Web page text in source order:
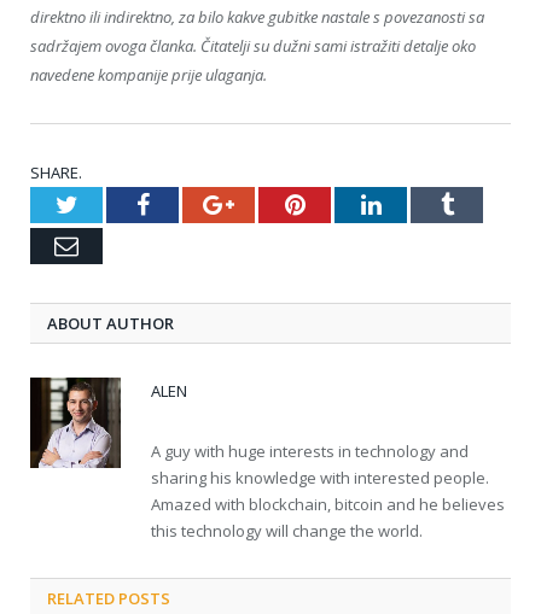
direktno ili indirektno, za bilo kakve gubitke nastale s povezanosti sa
sadržajem ovoga članka. Čitatelji su dužni sami istražiti detalje oko
navedene kompanije prije ulaganja.
SHARE.
TwitterFacebookGoogle+PinterestLinkedInTumblr
Email
ABOUT AUTHOR
ALEN
A guy with huge interests in technology and
sharing his knowledge with interested people.
Amazed with blockchain, bitcoin and he believes
this technology will change the world.
RELATED POSTS